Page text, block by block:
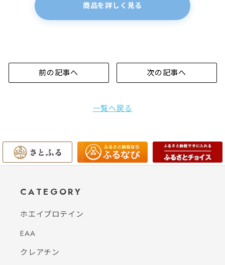
商品を詳しく見る
前の記事へ
一覧へ戻る
次の記事へ
CATEGORY
ホエイプロテイン
EAA
クレアチン